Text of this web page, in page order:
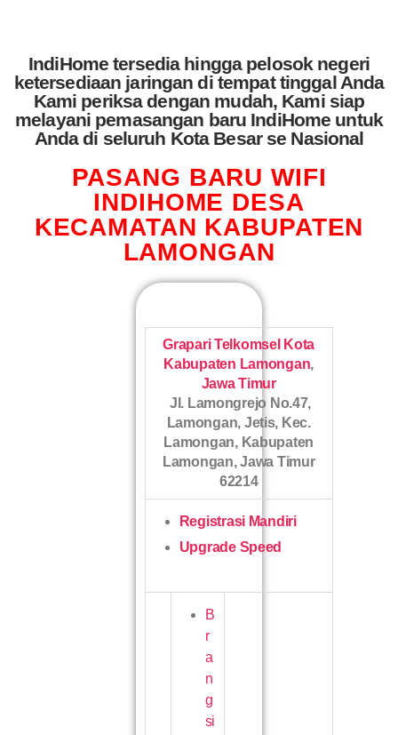
IndiHome tersedia hingga pelosok negeri
ketersediaan jaringan di tempat tinggal Anda
Kami periksa dengan mudah, Kami siap
melayani pemasangan baru IndiHome untuk
Anda di seluruh Kota Besar se Nasional
PASANG BARU WIFI
INDIHOME DESA
KECAMATAN KABUPATEN
LAMONGAN
Grapari Telkomsel Kota
Kabupaten Lamongan,
Jawa Timur
Jl. Lamongrejo No.47,
Lamongan, Jetis, Kec.
Lamongan, Kabupaten
Lamongan, Jawa Timur
62214
Registrasi Mandiri
Upgrade Speed
B
r
a
n
g
si